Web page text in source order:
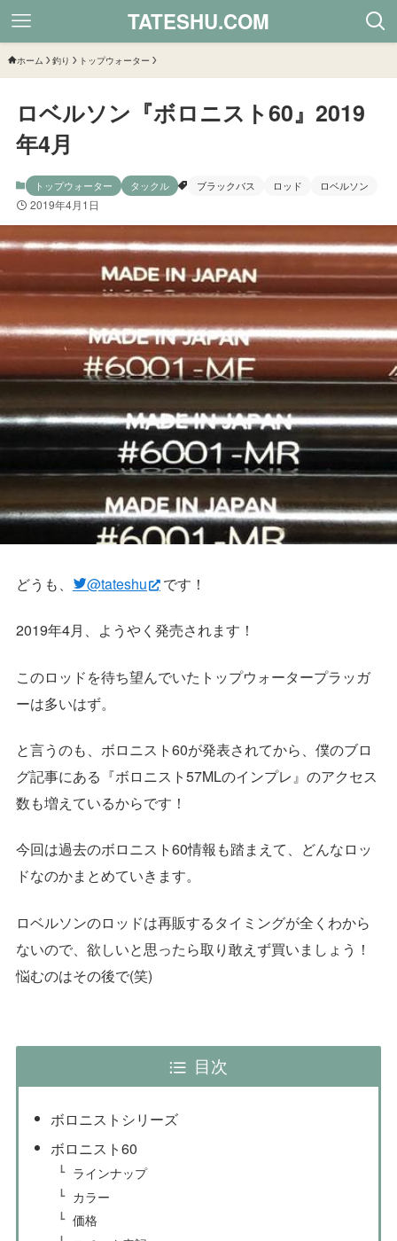
TATESHU.COM
ホーム 釣り トップウォーター
ロベルソン『ボロニスト60』2019
年4月
トップウォーター タックル ブラックバス ロッド ロベルソン
2019年4月1日
どうも、 @tateshu です！
2019年4月、ようやく発売されます！
このロッドを待ち望んでいたトップウォータープラッガ
ーは多いはず。
と言うのも、ボロニスト60が発表されてから、僕のブロ
グ記事にある『ボロニスト57MLのインプレ』のアクセス
数も増えているからです！
今回は過去のボロニスト60情報も踏まえて、どんなロッ
ドなのかまとめていきます。
ロベルソンのロッドは再販するタイミングが全くわから
ないので、欲しいと思ったら取り敢えず買いましょう！
悩むのはその後で(笑)
目次
ボロニストシリーズ
ボロニスト60
ラインナップ
カラー
価格